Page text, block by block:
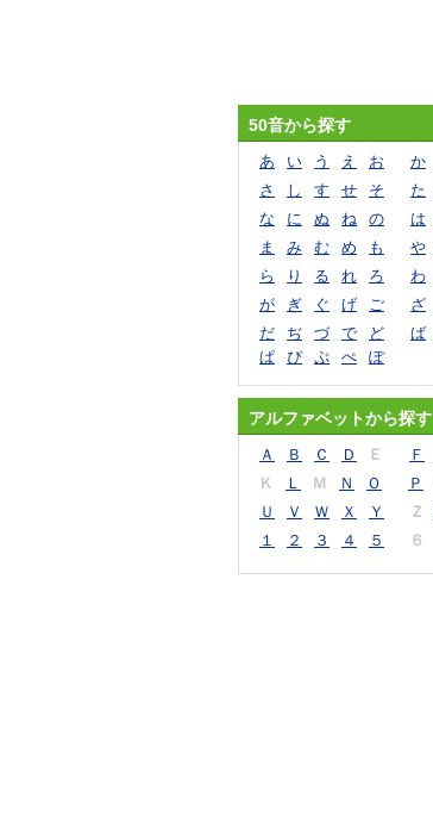
50音から探す
あ い う え お か
さ
し す せ そ た
な
に ぬ ね の は
ま
み む め も や
ら
り る れ ろ わ
が
ぎ ぐ げ ご ざ
だ
ぢ づ で ど ば
ぱ
ぴ ぷ ぺ ぽ
アルファベットから探す
Ａ Ｂ Ｃ Ｄ Ｅ Ｆ
Ｋ
Ｌ Ｍ Ｎ Ｏ Ｐ
Ｕ
Ｖ Ｗ Ｘ Ｙ Ｚ
１
２ ３ ４ ５ ６